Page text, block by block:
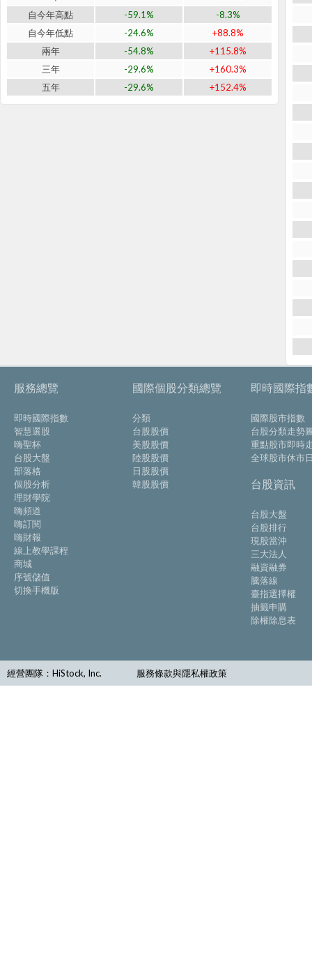
自今年高點
-59.1%
-8.3%
自今年低點
-24.6%
+88.8%
兩年
-54.8%
+115.8%
三年
-29.6%
+160.3%
五年
-29.6% +152.4%
服務總覽
即時國際指數
智慧選股
嗨聖杯
台股大盤
部落格
個股分析
理財學院
嗨頻道
嗨訂閱
嗨財報
線上教學課程
商城
序號儲值
切換手機版
國際個股分類總覽
分類
台股股價
美股股價
陸股股價
日股股價
韓股股價
即時國際指
國際股市指數
台股分類走勢
重點股市即時
全球股市休市
台股資訊
台股大盤
台股排行
現股當沖
三大法人
融資融券
騰落線
臺指選擇權
抽籤申購
除權除息表
經營團隊：HiStock, Inc. 服務條款與隱私權政策